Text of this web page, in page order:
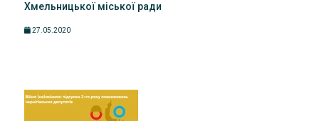
Хмельницької міської ради
27.05.2020